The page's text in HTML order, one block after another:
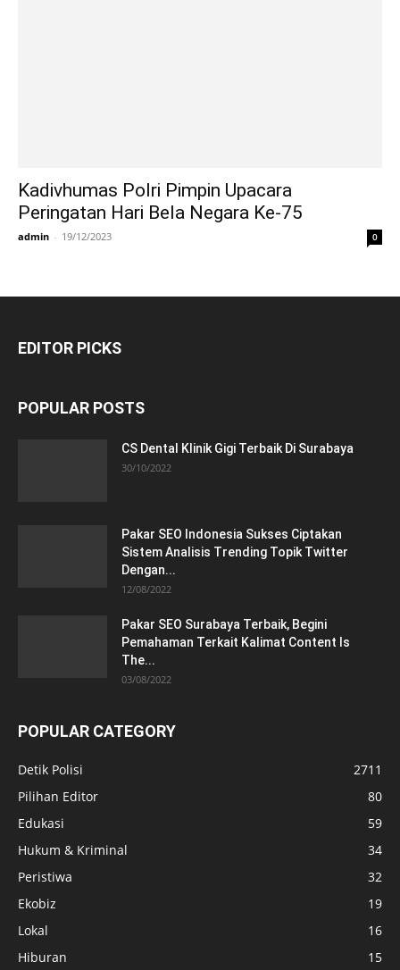
Kadivhumas Polri Pimpin Upacara
Peringatan Hari Bela Negara Ke-75
admin - 19/12/2023 0
EDITOR PICKS
POPULAR POSTS
CS Dental Klinik Gigi Terbaik Di Surabaya
30/10/2022
Pakar SEO Indonesia Sukses Ciptakan
Sistem Analisis Trending Topik Twitter
Dengan...
12/08/2022
Pakar SEO Surabaya Terbaik, Begini
Pemahaman Terkait Kalimat Content Is
The...
03/08/2022
POPULAR CATEGORY
Detik Polisi
2711
Pilihan Editor
80
Edukasi
59
Hukum & Kriminal
34
Peristiwa
32
Ekobiz
19
Lokal
16
Hiburan
15